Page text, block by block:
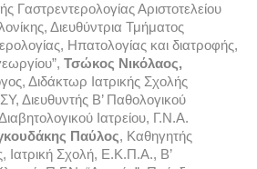
Γαστρεντερολογίας Αριστοτελείου
Διευθύντρια Τμήματος
Ηπατολογίας και διατροφής,
Διδάκτωρ Iατρικής Σχολής
Διευθυντής Β’ Παθολογικού
Ιατρείου, Γ.Ν.Α.
Παύλος, Καθηγητής
Ιατρική Σχολή, Ε.Κ.Π.Α., Β’